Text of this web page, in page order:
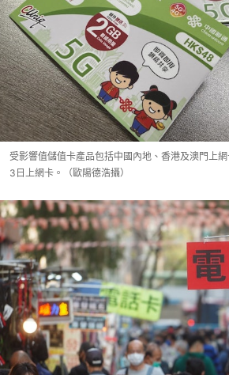
受影響值儲值卡產品包括中國內地、香港及澳門上
3日上網卡。（歐陽德浩攝）